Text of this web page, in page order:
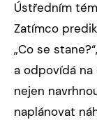
Ústředním
Zatímco
„Co se
a odpovídá na
nejen
naplánovat